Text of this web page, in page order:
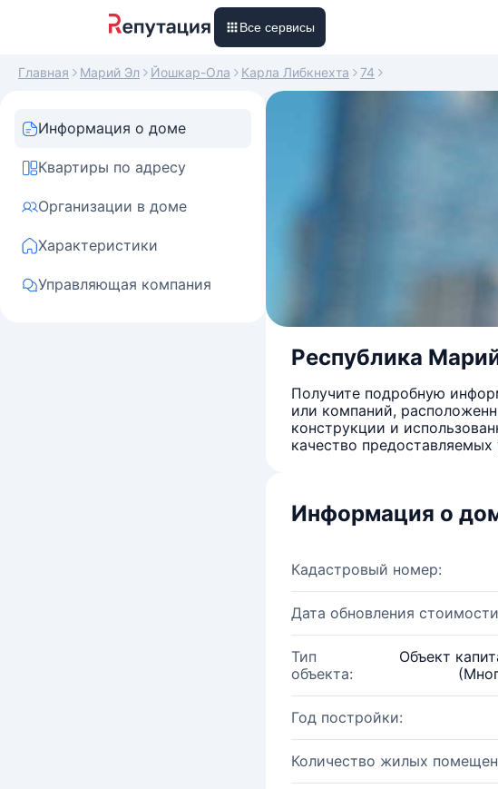
Все сервисы
Главная Марий Эл Йошкар-Ола Карла Либкнехта 74
Информация о доме
Квартиры по адресу
Организации в доме
Характеристики
Управляющая компания
Республика
Получите подробную
или компаний,
конструкции и
качество предоставляемых
Информация о
Кадастровый номер:
Дата обновления
Тип
объекта:
Объект
Год постройки:
Количество жилых